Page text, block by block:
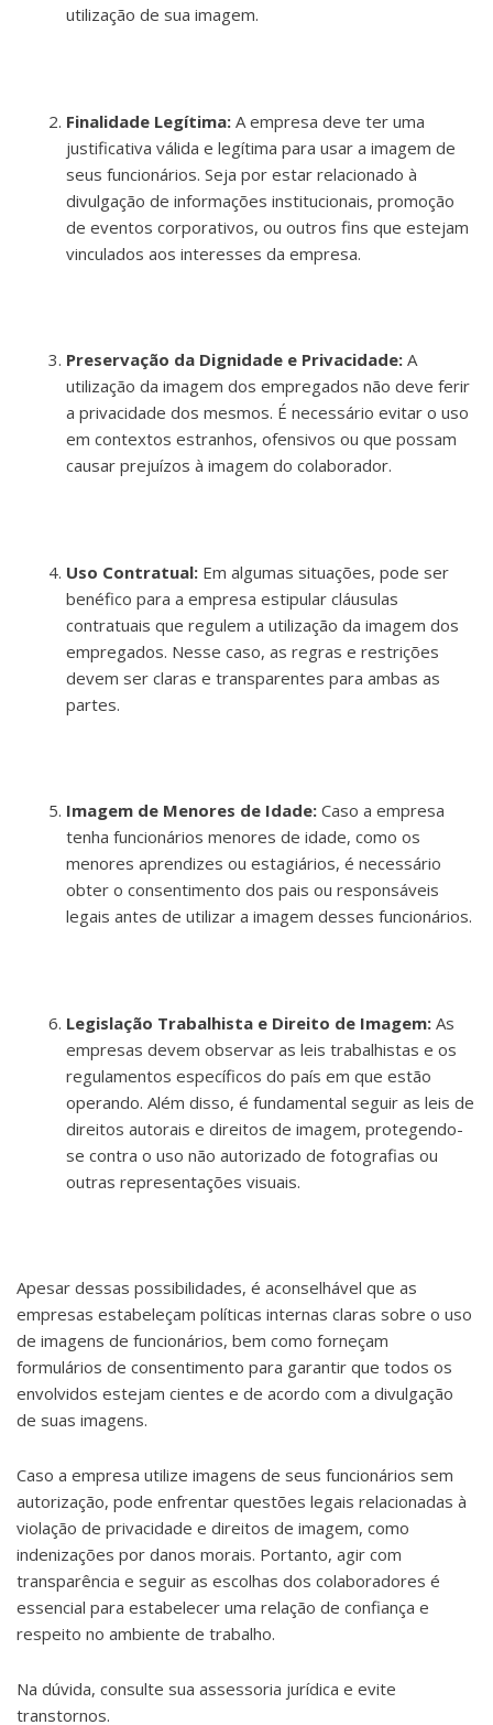
utilização de sua imagem.
Finalidade Legítima: A empresa deve ter uma
justificativa válida e legítima para usar a imagem de
seus funcionários. Seja por estar relacionado à
divulgação de informações institucionais, promoção
de eventos corporativos, ou outros fins que estejam
vinculados aos interesses da empresa.
Preservação da Dignidade e Privacidade: A
utilização da imagem dos empregados não deve ferir
a privacidade dos mesmos. É necessário evitar o uso
em contextos estranhos, ofensivos ou que possam
causar prejuízos à imagem do colaborador.
Uso Contratual: Em algumas situações, pode ser
benéfico para a empresa estipular cláusulas
contratuais que regulem a utilização da imagem dos
empregados. Nesse caso, as regras e restrições
devem ser claras e transparentes para ambas as
partes.
Imagem de Menores de Idade: Caso a empresa
tenha funcionários menores de idade, como os
menores aprendizes ou estagiários, é necessário
obter o consentimento dos pais ou responsáveis ​​
legais antes de utilizar a imagem desses funcionários.
Legislação Trabalhista e Direito de Imagem: As
empresas devem observar as leis trabalhistas e os
regulamentos específicos do país em que estão
operando. Além disso, é fundamental seguir as leis de
direitos autorais e direitos de imagem, protegendo-
se contra o uso não autorizado de fotografias ou
outras representações visuais.
Apesar dessas possibilidades, é aconselhável que as
empresas estabeleçam políticas internas claras sobre o uso
de imagens de funcionários, bem como forneçam
formulários de consentimento para garantir que todos os
envolvidos estejam cientes e de acordo com a divulgação
de suas imagens.
Caso a empresa utilize imagens de seus funcionários sem
autorização, pode enfrentar questões legais relacionadas à
violação de privacidade e direitos de imagem, como
indenizações por danos morais. Portanto, agir com
transparência e seguir as escolhas dos colaboradores é
essencial para estabelecer uma relação de confiança e
respeito no ambiente de trabalho.
Na dúvida, consulte sua assessoria jurídica e evite
transtornos.